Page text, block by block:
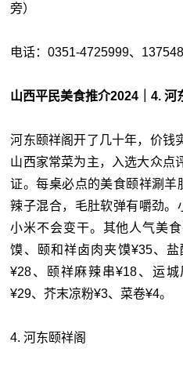
旁）
电话：0351-4725999、
山西平民美食推介2024｜4. 河
河东颐祥阁开了几十年，价钱
山西家常菜为主，入选大众点
证。每桌必点的美食颐祥涮羊
辣子混合，毛肚软弹有嚼劲。
小米不会变干。其他人气美
馍、颐和祥卤肉夹馍¥35、
¥28、颐祥麻辣串¥18、运
¥29、芥末凉粉¥3、菜卷¥4。
4. 河东颐祥阁